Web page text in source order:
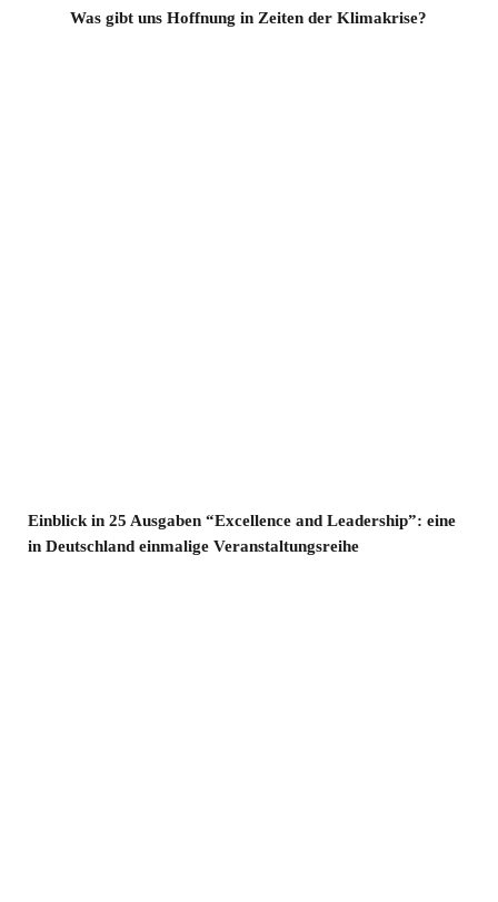
Was gibt uns Hoffnung in Zeiten der Klimakrise?
Einblick in 25 Ausgaben “Excellence and Leadership”: eine
in Deutschland einmalige Veranstaltungsreihe